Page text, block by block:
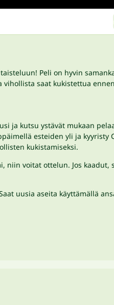
Peli on hyvin
saat kukistettua
ja kutsu ystävät mukaan
esteiden yli ja kyyristy
kukistamiseksi.
voitat ottelun. Jos
uusia aseita käyttämällä